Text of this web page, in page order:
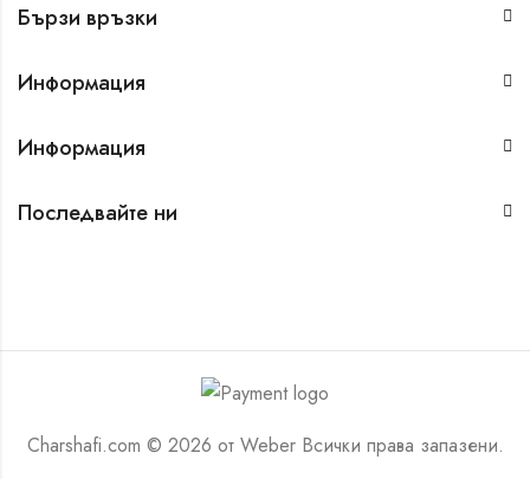
Бързи връзки
Информация
Информация
Последвайте ни
Charshafi.com © 2026 от WeberВсички права запазени.